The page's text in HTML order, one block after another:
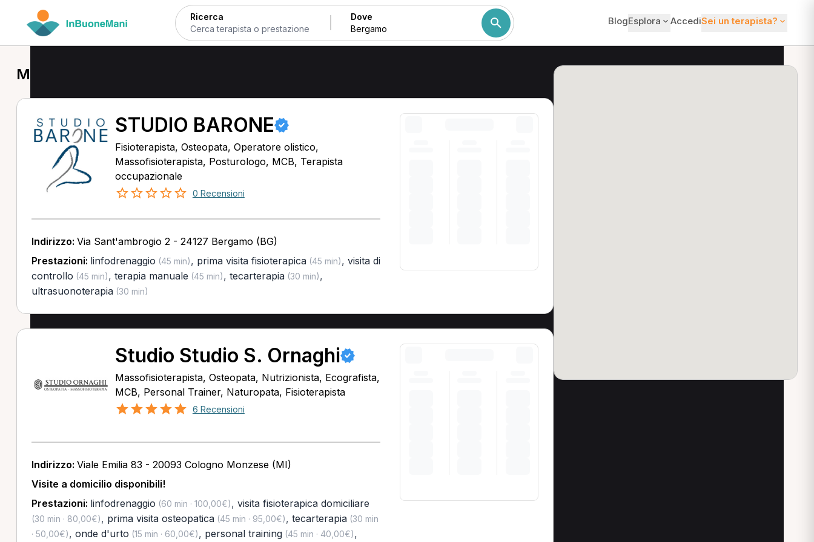
Ricerca Dove BlogEsplora AccediSei un terapista?
MCB a Bergamo
STUDIO BARONE
Fisioterapista, Osteopata, Operatore olistico,
Massofisioterapista, Posturologo, MCB, Terapista
occupazionale
0 Recensioni
Indirizzo: Via Sant'ambrogio 2 - 24127 Bergamo (BG)
Prestazioni: linfodrenaggio (45 min), prima visita fisioterapica(45 min), visita di
controllo (45 min), terapia manuale (45 min), tecarterapia(30 min),
ultrasuonoterapia(30 min)
Studio Studio S. Ornaghi
Massofisioterapista, Osteopata, Nutrizionista, Ecografista,
MCB, Personal Trainer, Naturopata, Fisioterapista
6 Recensioni
Indirizzo: Viale Emilia 83 - 20093 Cologno Monzese (MI)
Visite a domicilio disponibili!
Prestazioni: linfodrenaggio (60 min · 100,00€), visita fisioterapica domiciliare
(30 min · 80,00€), prima visita osteopatica(45 min · 95,00€), tecarterapia(30 min
· 50,00€), onde d'urto (15 min · 60,00€), personal training(45 min · 40,00€),